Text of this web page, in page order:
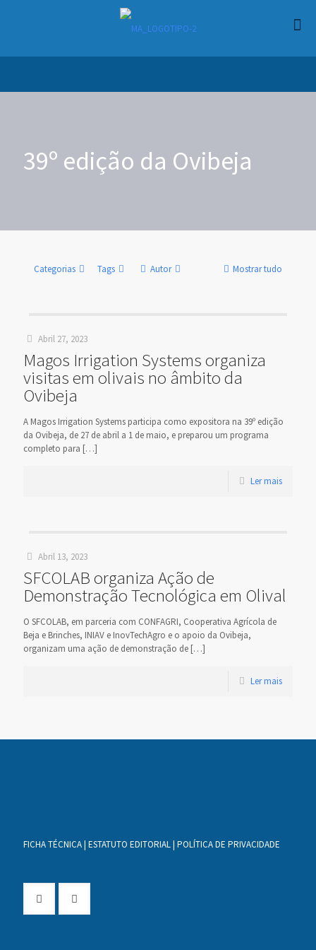
39º edição da Ovibeja
Categorias Tags Autor Mostrar tudo
Abril 27, 2023
Magos Irrigation Systems organiza
visitas em olivais no âmbito da
Ovibeja
A Magos Irrigation Systems participa como expositora na 39º edição
da Ovibeja, de 27 de abril a 1 de maio, e preparou um programa
completo para […]
Ler mais
Abril 13, 2023
SFCOLAB organiza Ação de
Demonstração Tecnológica em Olival
O SFCOLAB, em parceria com CONFAGRI, Cooperativa Agrícola de
Beja e Brinches, INIAV e InovTechAgro e o apoio da Ovibeja,
organizam uma ação de demonstração de […]
Ler mais
FICHA TÉCNICA| ESTATUTO EDITORIAL| POLÍTICA DE PRIVACIDADE